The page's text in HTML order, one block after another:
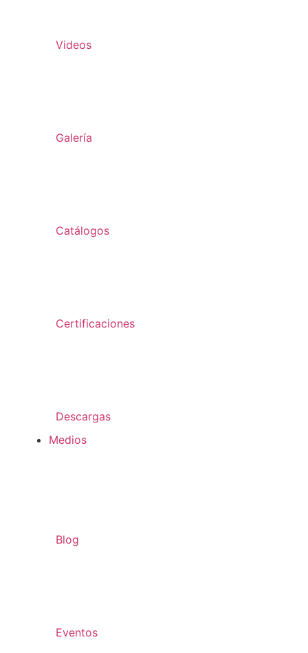
Videos
Galería
Catálogos
Certificaciones
Descargas
Medios
Blog
Eventos